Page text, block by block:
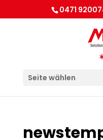
0471
Seite wählen